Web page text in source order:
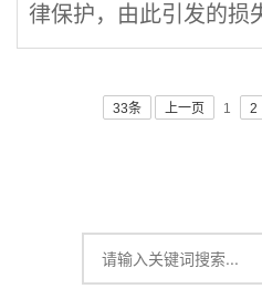
律保护，由此引发的损
33条 上一页 1 2